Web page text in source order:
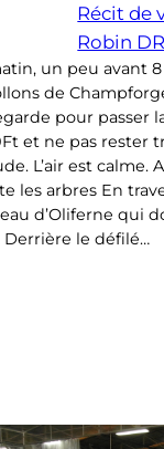
Récit de
Robin
un peu avant
de
pour passer
et ne pas rester
L’air est calme.
les arbres En
d’Oliferne qui
Derrière le défilé…